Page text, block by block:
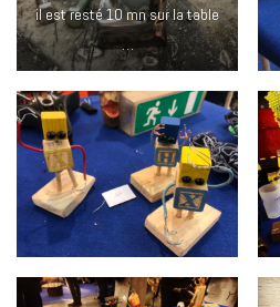
il est resté 10 mn sur la table
…